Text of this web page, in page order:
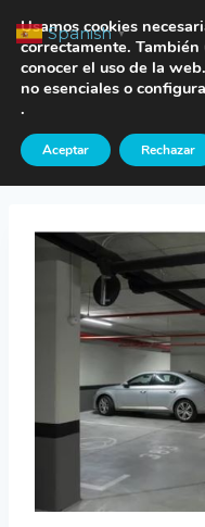
Saltar
contenido
TE
Inicio / Tienda /
Garaje Comunidad
Spanish ▼
Usamos cookies
correctamente.
conocer el uso de la
no esenciales o
.
Aceptar Rechazar